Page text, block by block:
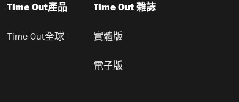
Time Out產品
Time Out全球
Time Out 雜誌
實體版
電子版